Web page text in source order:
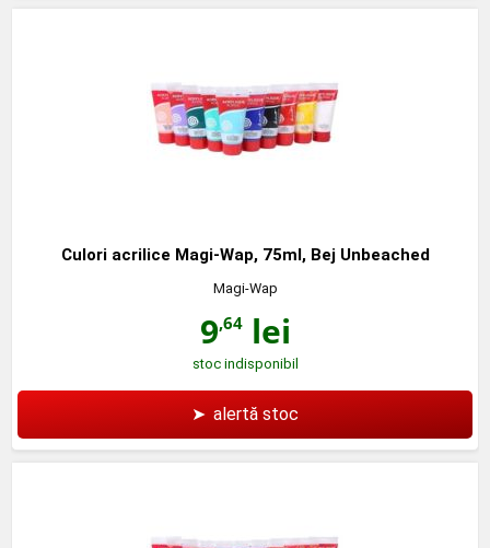
Culori acrilice Magi-Wap, 75ml, Bej Unbeached
Magi-Wap
9,64lei
stoc indisponibil
➤ alertă stoc